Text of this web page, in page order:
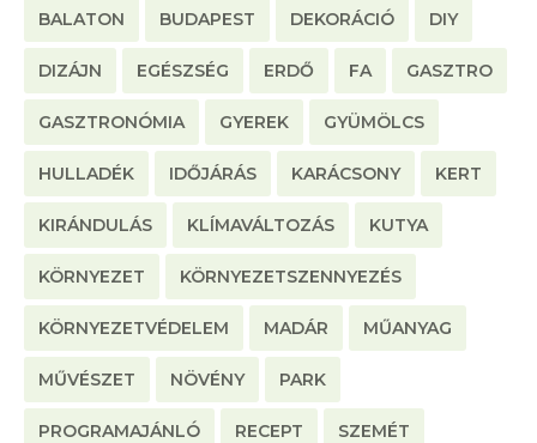
BALATON BUDAPEST DEKORÁCIÓ DIY
DIZÁJN EGÉSZSÉG ERDŐ FA GASZTRO
GASZTRONÓMIA GYEREK GYÜMÖLCS
HULLADÉK IDŐJÁRÁS KARÁCSONY KERT
KIRÁNDULÁS KLÍMAVÁLTOZÁS KUTYA
KÖRNYEZET KÖRNYEZETSZENNYEZÉS
KÖRNYEZETVÉDELEM MADÁR MŰANYAG
MŰVÉSZET NÖVÉNY PARK
PROGRAMAJÁNLÓ RECEPT SZEMÉT